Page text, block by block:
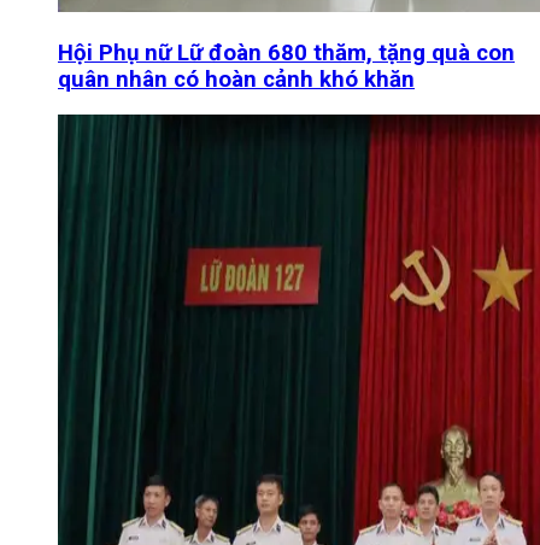
Hội Phụ nữ Lữ đoàn 680 thăm, tặng quà con
quân nhân có hoàn cảnh khó khăn